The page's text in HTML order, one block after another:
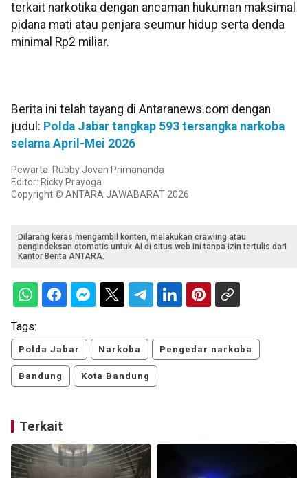
terkait narkotika dengan ancaman hukuman maksimal
pidana mati atau penjara seumur hidup serta denda
minimal Rp2 miliar.
Berita ini telah tayang di Antaranews.com dengan
judul: Polda Jabar tangkap 593 tersangka narkoba
selama April-Mei 2026
Pewarta: Rubby Jovan Primananda
Editor: Ricky Prayoga
Copyright © ANTARA JAWABARAT 2026
Dilarang keras mengambil konten, melakukan crawling atau
pengindeksan otomatis untuk AI di situs web ini tanpa izin tertulis dari
Kantor Berita ANTARA.
Tags:
Polda Jabar Narkoba Pengedar narkoba
Bandung Kota Bandung
Terkait